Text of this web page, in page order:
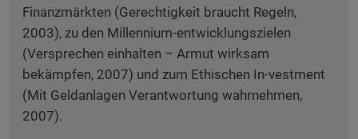
Finanzmärkten (Gerechtigkeit braucht Regeln,
2003), zu den Millennium-entwicklungszielen
(Versprechen einhalten – Armut wirksam
bekämpfen, 2007) und zum Ethischen In-vestment
(Mit Geldanlagen Verantwortung wahrnehmen,
2007).